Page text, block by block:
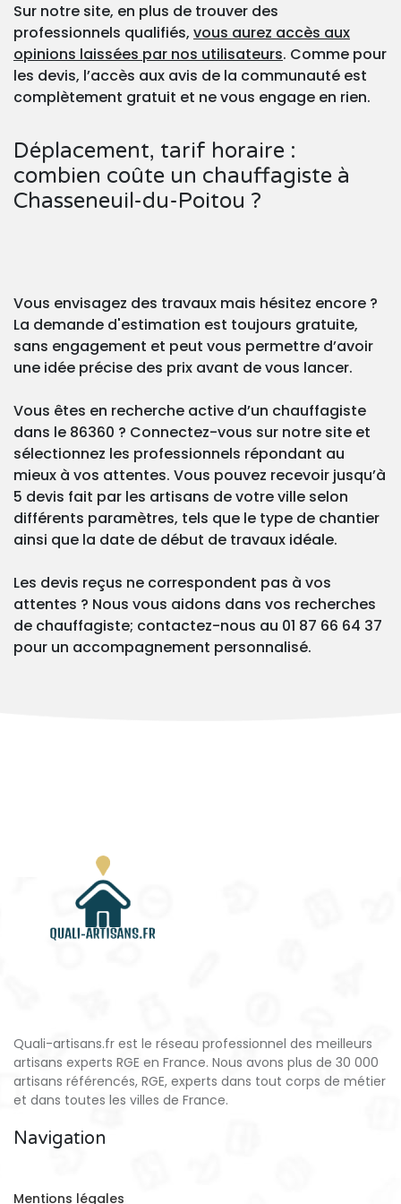
Sur notre site, en plus de trouver des
professionnels qualifiés, vous aurez accès aux
opinions laissées par nos utilisateurs. Comme pour
les devis, l’accès aux avis de la communauté est
complètement gratuit et ne vous engage en rien.
Déplacement, tarif horaire :
combien coûte un chauffagiste à
Chasseneuil-du-Poitou ?
Vous envisagez des travaux mais hésitez encore ?
La demande d'estimation est toujours gratuite,
sans engagement et peut vous permettre d’avoir
une idée précise des prix avant de vous lancer.
Vous êtes en recherche active d’un chauffagiste
dans le 86360 ? Connectez-vous sur notre site et
sélectionnez les professionnels répondant au
mieux à vos attentes. Vous pouvez recevoir jusqu’à
5 devis fait par les artisans de votre ville selon
différents paramètres, tels que le type de chantier
ainsi que la date de début de travaux idéale.
Les devis reçus ne correspondent pas à vos
attentes ? Nous vous aidons dans vos recherches
de chauffagiste; contactez-nous au 01 87 66 64 37
pour un accompagnement personnalisé.
Quali-artisans.fr est le réseau professionnel des meilleurs
artisans experts RGE en France. Nous avons plus de 30 000
artisans référencés, RGE, experts dans tout corps de métier
et dans toutes les villes de France.
Navigation
Mentions légales